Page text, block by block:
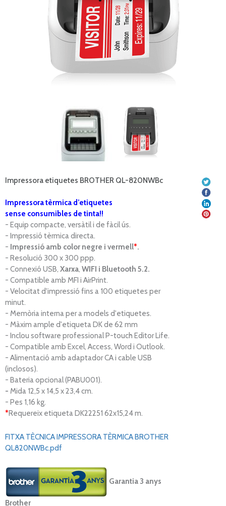
Impressora etiquetes BROTHER QL-820NWBc
Impressora tèrmica d’etiquetes
sense consumibles de tinta!!
- Equip compacte, versàtil i de fàcil ús.
- Impressió tèrmica directa.
- Impressió amb color negre i vermell*.
- Resolució 300 x 300 ppp.
- Connexió USB, Xarxa, WIFI i Bluetooth 5.2.
- Compatible amb MFI i AirPrint.
- Velocitat d'impressió fins a 100 etiquetes per
minut.
- Memòria interna per a models d'etiquetes.
- Màxim ample d'etiqueta DK de 62 mm
- Inclou software professional P-touch Editor Life.
- Compatible amb Excel, Access, Word i Outlook.
- Alimentació amb adaptador CA i cable USB
(inclosos).
- Bateria opcional (PABU001).
- Mida 12,5 x 14,5 x 23,4 cm.
- Pes 1,16 kg.
*Requereix etiqueta DK22251 62x15,24 m.
FITXA TÈCNICA IMPRESSORA TÈRMICA BROTHER
QL820NWBc.pdf
Garantia 3 anys
Brother